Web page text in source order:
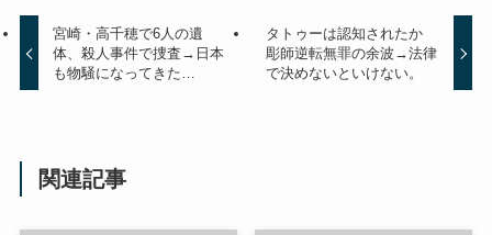
宮崎・高千穂で6人の遺
体、殺人事件で捜査→日本
も物騒になってきた…
タトゥーは認知されたか
彫師逆転無罪の余波→法律
で決めないといけない。
関連記事